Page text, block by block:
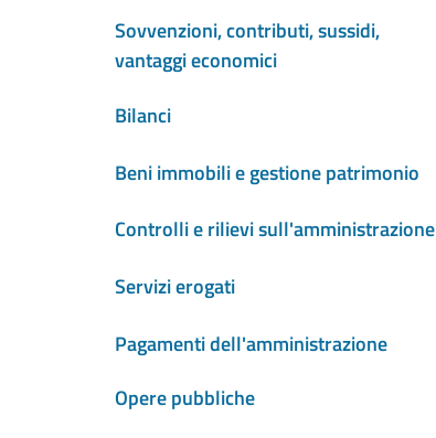
Sovvenzioni, contributi, sussidi,
vantaggi economici
Bilanci
Beni immobili e gestione patrimonio
Controlli e rilievi sull'amministrazione
Servizi erogati
Pagamenti dell'amministrazione
Opere pubbliche